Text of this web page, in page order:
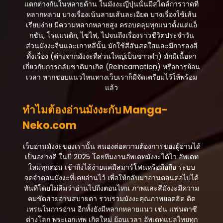
สิงหาคม 5, 2025
ตอนที่ 27
สิงหาคม 5, 2025
ตอนที่ 26
สิงหาคม 5, 2025
ตอนที่ 24
สิงหาคม 5, 2025
ตอนที่ 23
สิงหาคม 5, 2025
ตอนที่ 22
สิงหาคม 5, 2025
ตอนที่ 21
สิงหาคม 5, 2025
แตกต่างกันในหลายด้าน ในมังงะญี่ปุ่นนั้นมีสไตล์การวาดที่
หลากหลาย บางเรื่องเน้นลายเส้นละเอียด บางเรื่องใช้เส้น
เรียบง่าย มีความหลากหลายสูง ครอบคลุมทุกแนวตั้งแต่แอ็
กชัน, โรแมนติก, ไซไฟ, ไปจนถึงเรื่องราวชีวิตประจำวัน
ส่วนมังงะจีนและเกาหลีนั้น มักใช้สีสันสดใสและมีการลงสี
ทั้งเรื่อง (ต่างจากมังงะที่ส่วนใหญ่เป็นขาวดำ) มักมีเนื้อหา
เกี่ยวกับการกลับชาติมาเกิด (Reincarnation) หรือการย้อน
เวลา หากชอบแนวไหนทางเว็บเราก็มีจัดเตรียมไว้ให้พร้อม
แล้ว
ทำไมต้องอ่านมังงะกับ Manga-
Neko.com
เว็บอ่านมังงะของเรานั้น สนองต่อความต้องการของผู้อ่านได้
เป็นอย่างดี ในปี 2025 โดยทีมงานอัพเดทมังงะได้ไว อัพเดท
ใหม่ทุกตอน เข้าถึงได้ง่ายแค่มีสมาร์โฟนหรือมือถือ ระบบ
จดจำตอนมังงะที่เคยอ่านไว้ เพื่อให้กลับมาอ่านตอนต่อไปได้
ทันทีโดยไม่ลืมว่าอ่านไปถึงตอนไหน ภาพและสีมังงะมีความ
คมชัดสวยอ่านสบายตา รวบรวมมังงะคุณภาพยอดฮิต ติด
เทรนในการอ่าน อีกทั้งยังมีหลากหลายแนว เช่น แฟนตาซี
ต่างโลก พระเอกเทพ เกิดใหม่ ย้อนเวลา อัพเดทแปลไทยทุก